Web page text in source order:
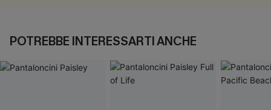
POTREBBE INTERESSARTI ANCHE